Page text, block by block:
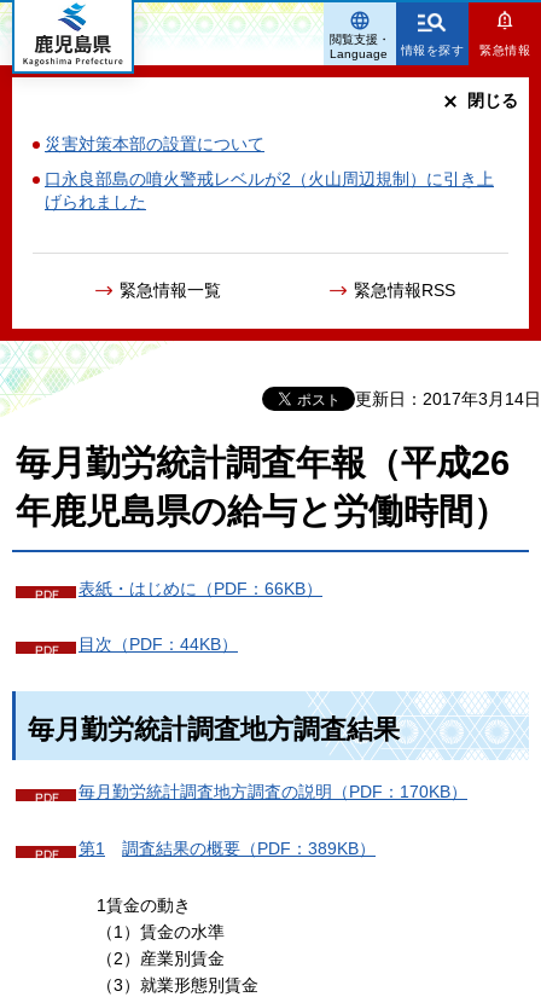
鹿児島県
情報を探す 緊急情報
災害対策本部の設置について
口永良部島の噴火警戒レベルが2（火山周辺規制）に引き上
げられました
緊急情報一覧 緊急情報RSS
閉じる
閲覧支援・
Language
更新日：2017年3月14日
毎月勤労統計調査年報（平成26
年鹿児島県の給与と労働時間）
表紙・はじめに（PDF：66KB）
目次（PDF：44KB）
毎月勤労統計調査地方調査結果
毎月勤労統計調査地方調査の説明（PDF：170KB）
第1 調査結果の概要（PDF：389KB）
1賃金の動き
（1）賃金の水準
（2）産業別賃金
（3）就業形態別賃金